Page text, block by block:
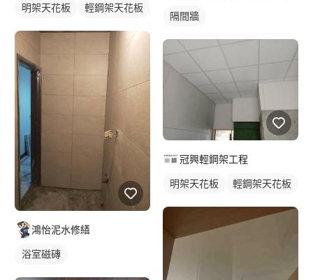
明架天花板 輕鋼架天花板
鴻怡泥水修繕
浴室磁磚
隔間牆
冠興輕鋼架工程
明架天花板 輕鋼架天花板